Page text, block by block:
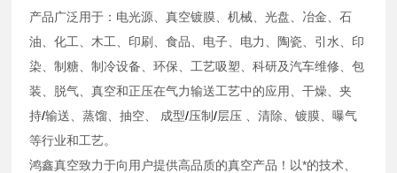
产品广泛用于：电光源、真空镀膜、机械、光盘、冶金、石
油、化工、木工、印刷、食品、电子、电力、陶瓷、引水、印
染、制糖、制冷设备、环保、工艺吸塑、科研及汽车维修、包
装
脱气 、真空和正压在气力输送工艺中的应用 、干燥 、夹
持/输送 、蒸馏 、抽空 成型/压制/层压 、清除 、镀膜 、曝气
等行业和工艺。
鸿鑫真空致力于向用户提供高品质的真空产品！以*的技术、